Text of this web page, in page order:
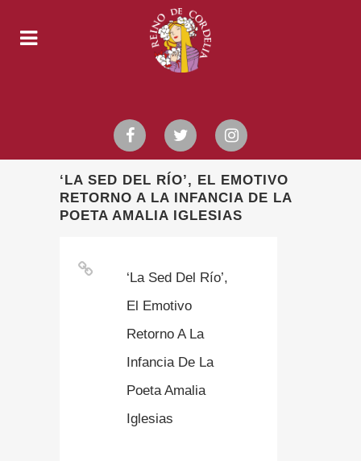
‘LA SED DEL RÍO’, EL EMOTIVO
RETORNO A LA INFANCIA DE LA
POETA AMALIA IGLESIAS
‘La Sed Del Río’,
El Emotivo
Retorno A La
Infancia De La
Poeta Amalia
Iglesias